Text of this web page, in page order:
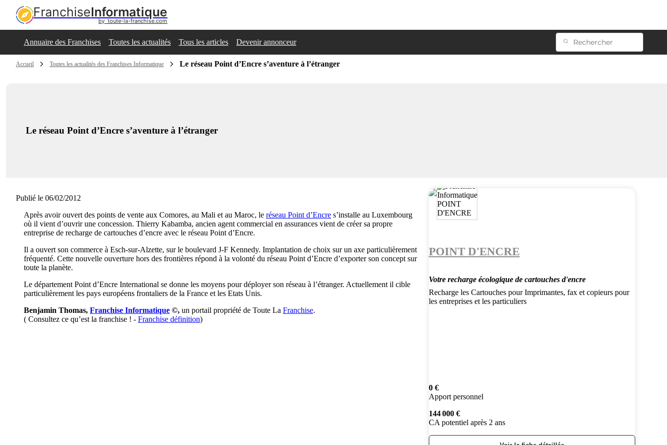
FranchiseInformatique
by  toute-la-franchise.com
Annuaire des Franchises Toutes les actualités Tous les articles Devenir annonceur
Accueil Toutes les actualités des Franchises Informatique Le réseau Point d’Encre s’aventure à l’étranger
Le réseau Point d’Encre s’aventure à l’étranger
Publié le 06/02/2012
Après avoir ouvert des points de vente aux Comores, au Mali et au Maroc, le réseau Point d’Encre s’installe au Luxembourg
où il vient d’ouvrir une concession. Thierry Kabamba, ancien agent commercial en assurances vient de créer sa propre
entreprise de recharge de cartouches d’encre avec le réseau Point d’Encre.
Il a ouvert son commerce à Esch-sur-Alzette, sur le boulevard J-F Kennedy. Implantation de choix sur un axe particulièrement
fréquenté. Cette nouvelle ouverture hors des frontières répond à la volonté du réseau Point d’Encre d’exporter son concept sur
toute la planète.
Le département Point d’Encre International se donne les moyens pour déployer son réseau à l’étranger. Actuellement il cible
particulièrement les pays européens frontaliers de la France et les Etats Unis.
Benjamin Thomas, Franchise Informatique ©, un portail propriété de Toute La Franchise.
( Consultez ce qu’est la franchise ! - Franchise définition)
POINT D'ENCRE
Votre recharge écologique de cartouches d'encre
Recharge les Cartouches pour Imprimantes, fax et copieurs pour
les entreprises et les particuliers
0 €
Apport personnel
144 000 €
CA potentiel après 2 ans